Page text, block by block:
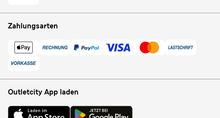
Zahlungsarten
Outletcity App laden